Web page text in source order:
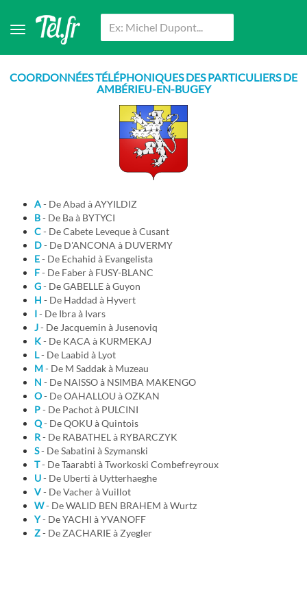
COORDONNÉES TÉLÉPHONIQUES DES PARTICULIERS DE
AMBÉRIEU-EN-BUGEY
A
- De Abad à AYYILDIZ
B
- De Ba à BYTYCI
C
- De Cabete Leveque à Cusant
D
- De D'ANCONA à DUVERMY
E
- De Echahid à Evangelista
F
- De Faber à FUSY-BLANC
G
- De GABELLE à Guyon
H
- De Haddad à Hyvert
I
- De Ibra à Ivars
J
- De Jacquemin à Jusenoviq
K
- De KACA à KURMEKAJ
L
- De Laabid à Lyot
M
- De M Saddak à Muzeau
N
- De NAISSO à NSIMBA MAKENGO
O
- De OAHALLOU à OZKAN
P
- De Pachot à PULCINI
Q
- De QOKU à Quintois
R
- De RABATHEL à RYBARCZYK
S
- De Sabatini à Szymanski
T
- De Taarabti à Tworkoski Combefreyroux
U
- De Uberti à Uytterhaeghe
V
- De Vacher à Vuillot
W
- De WALID BEN BRAHEM à Wurtz
Y
- De YACHI à YVANOFF
Z
- De ZACHARIE à Zyegler